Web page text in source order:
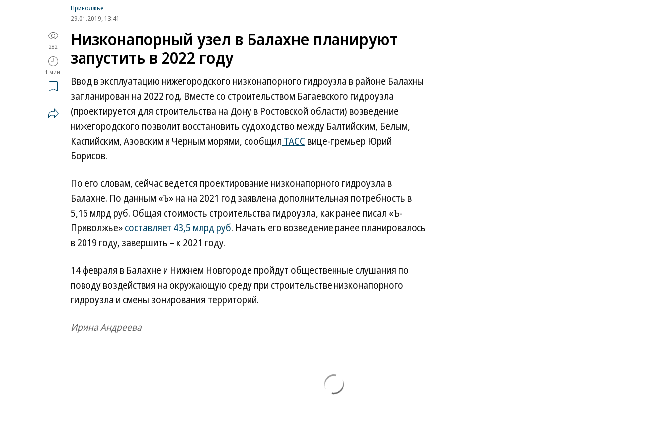
Приволжье
29.01.2019, 13:41
282
1 мин.
Низконапорный узел в Балахне планируют
запустить в 2022 году
Ввод в эксплуатацию нижегородского низконапорного гидроузла в районе Балахны
запланирован на 2022 год. Вместе со строительством Багаевского гидроузла
(проектируется для строительства на Дону в Ростовской области) возведение
нижегородского позволит восстановить судоходство между Балтийским, Белым,
Каспийским, Азовским и Черным морями, сообщил ТАСС вице-премьер Юрий
Борисов.
По его словам, сейчас ведется проектирование низконапорного гидроузла в
Балахне. По данным «Ъ» на на 2021 год заявлена дополнительная потребность в
5,16 млрд руб. Общая стоимость строительства гидроузла, как ранее писал «Ъ-
Приволжье»составляет 43,5 млрд руб. Начать его возведение ранее планировалось
в 2019 году, завершить – к 2021 году.
14 февраля в Балахне и Нижнем Новгороде пройдут общественные слушания по
поводу воздействия на окружающую среду при строительстве низконапорного
гидроузла и смены зонирования территорий.
Ирина Андреева